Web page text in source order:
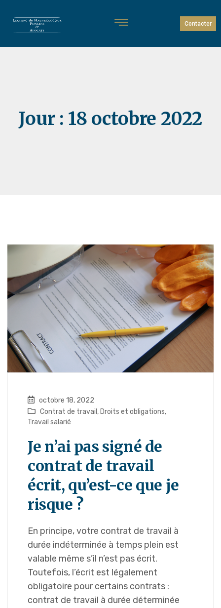
Contacter
Jour : 18 octobre 2022
octobre 18, 2022
Contrat de travail , Droits et obligations,
Travail salarié
Je n’ai pas signé de
contrat de travail
écrit, qu’est-ce que je
risque ?
En principe, votre contrat de travail à
durée indéterminée à temps plein est
valable même s’il n’est pas écrit.
Toutefois, l’écrit est légalement
obligatoire pour certains contrats :
contrat de travail à durée déterminée